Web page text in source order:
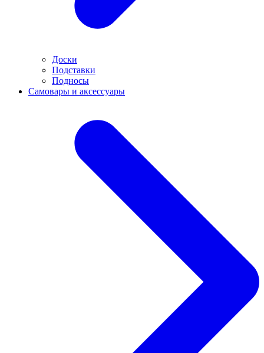
Доски
Подставки
Подносы
Самовары и аксессуары